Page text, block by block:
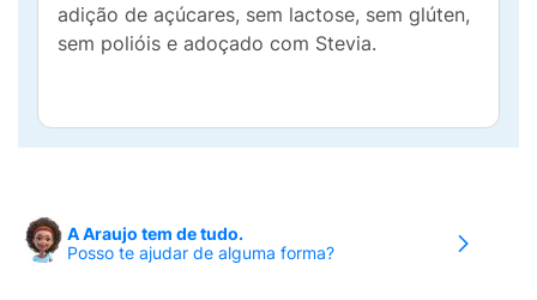
adição de açúcares, sem lactose, sem glúten,
sem polióis e adoçado com Stevia.
A Araujo tem de tudo.
Posso te ajudar de alguma forma?